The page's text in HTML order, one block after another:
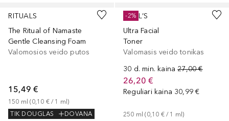
RITUALS
The Ritual of Namaste
Gentle Cleansing Foam
Valomosios veido putos
15,49 €
150 ml (0,10 € / 1 ml)
TIK DOUGLAS
DOVANA
KIEHL’S
Ultra Facial
Toner
Valomasis veido tonikas
30 d. min. kaina 27,00 €
26,20 €
Reguliari kaina 30,99 €
250 ml (0,10 € / 1 ml)
-2%